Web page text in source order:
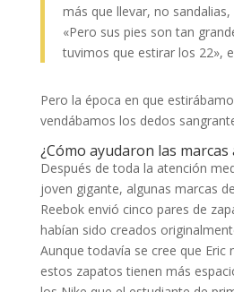
más que llevar, no
«Pero sus pies son tan
tuvimos que estirar los 22»,
Pero la época en que
vendábamos los dedos
¿Cómo ayudaron las marcas
Después de toda la atención
joven gigante, algunas marcas
Reebok envió cinco pares de
habían sido creados
Aunque todavía se cree que Eric
estos zapatos tienen más